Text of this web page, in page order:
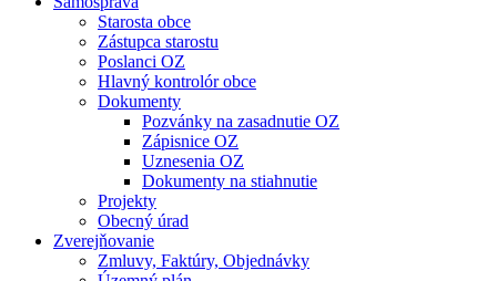
Starosta obce
Zástupca starostu
Poslanci OZ
Hlavný kontrolór obce
Dokumenty
Pozvánky na zasadnutie OZ
Zápisnice OZ
Uznesenia OZ
Dokumenty na stiahnutie
Projekty
Obecný úrad
Zverejňovanie
Zmluvy, Faktúry, Objednávky